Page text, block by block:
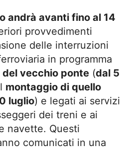
andrà avanti fino al 14
provvedimenti
delle interruzioni
in programma
vecchio ponte (dal 5
montaggio di quello
luglio) e legati ai servizi
dei treni e ai
navette. Questi
comunicati in una